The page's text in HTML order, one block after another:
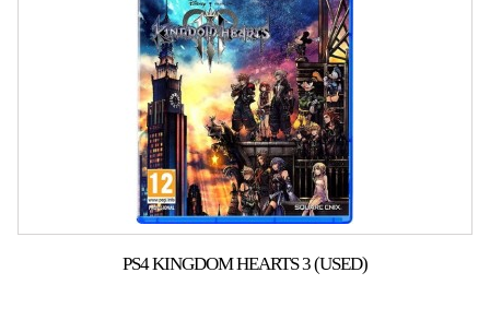
PS4 KINGDOM HEARTS 3 (USED)